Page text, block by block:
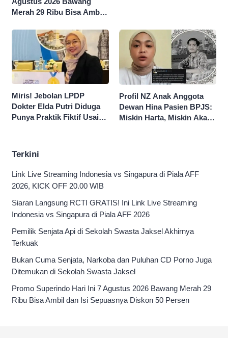
Merah 29 Ribu Bisa Ambil
50 Persen
Miris! Jebolan LPDP
Dokter Elda Putri Diduga
Punya Praktik Fiktif Usai
Profil NZ Anak Anggota
Dewan Hina Pasien BPJS:
Miskin Harta, Miskin Akal
Terkini
Link Live Streaming Indonesia vs Singapura di Piala AFF
2026, KICK OFF 20.00 WIB
Siaran Langsung RCTI GRATIS! Ini Link Live Streaming
Indonesia vs Singapura di Piala AFF 2026
Pemilik Senjata Api di Sekolah Swasta Jaksel Akhirnya
Terkuak
Bukan Cuma Senjata, Narkoba dan Puluhan CD Porno Juga
Ditemukan di Sekolah Swasta Jaksel
Promo Superindo Hari Ini 7 Agustus 2026 Bawang Merah 29
Ribu Bisa Ambil dan Isi Sepuasnya Diskon 50 Persen